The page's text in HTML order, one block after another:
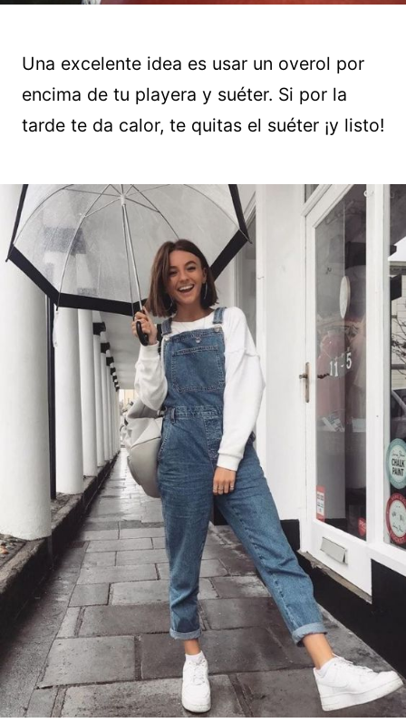
Una excelente idea es usar un overol por
encima de tu playera y suéter. Si por la
tarde te da calor, te quitas el suéter ¡y listo!